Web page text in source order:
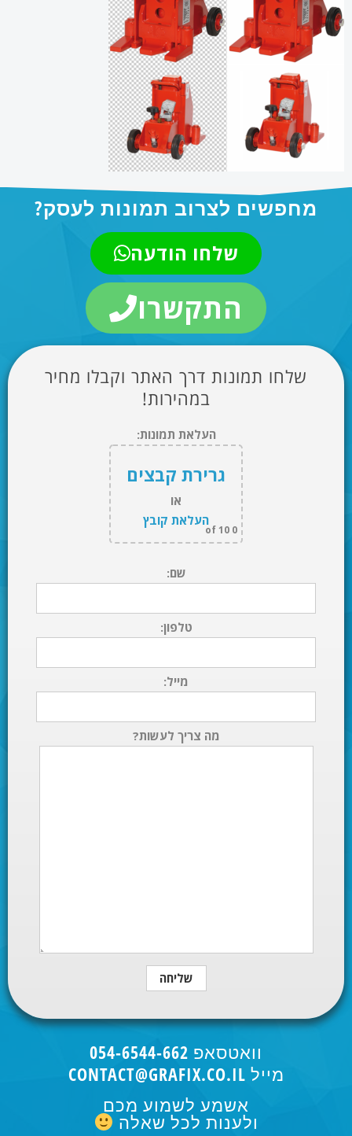
מחפשים לצרוב תמונות לעסק?
שלחו הודעה
התקשרו
שלחו תמונות דרך האתר וקבלו מחיר
במהירות!
העלאת תמונות:
גרירת קבצים
או
העלאת קובץ
0
שם:
טלפון:
מייל:
מה צריך לעשות?
וואטסאפ 054-6544-662
מייל CONTACT@GRAFIX.CO.IL
אשמע לשמוע מכם
ולענות לכל שאלה